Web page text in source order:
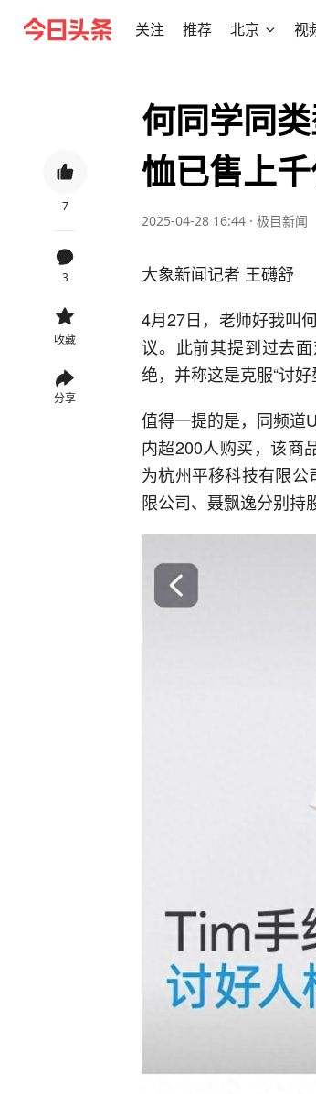
关注 推荐 北京 视
7
3
收藏
分享
何同学同
恤已售上
2025-04-28 16:44 · 极目新闻
大象新闻记者 王礴舒
4月27日，老师好我叫
议。此前其提到过去
绝，并称这是克服“讨好
值得一提的是，同频道
内超200人购买，该商
为杭州平移科技有限
限公司、聂飘逸分别持